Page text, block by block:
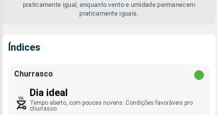
praticamente igual, enquanto vento e umidade permanecem
praticamente iguais.
Índices
Churrasco
Dia ideal
Tempo aberto, com poucas nuvens. Condições favoráveis pro
churrasco.